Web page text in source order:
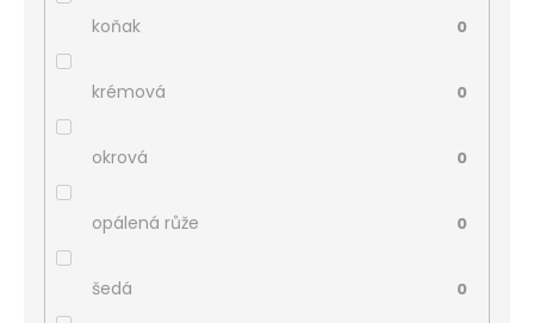
koňak 0
krémová 0
okrová 0
opálená růže 0
šedá 0